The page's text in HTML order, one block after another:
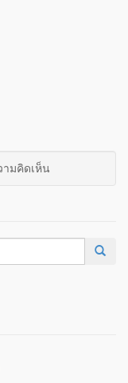
มคิดเห็น